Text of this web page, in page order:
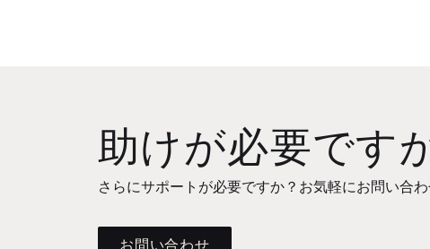
助けが必要です
さらにサポートが必要ですか？お気軽にお問い合わ
お問い合わせ